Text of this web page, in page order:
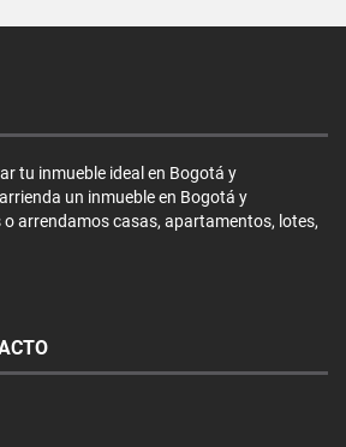
tu inmueble ideal en Bogotá y
un inmueble en Bogotá y
arrendamos casas, apartamentos, lotes,